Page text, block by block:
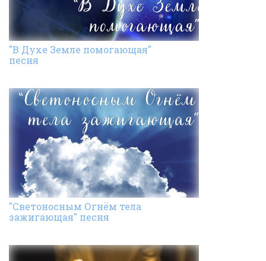
"В Духе Земле помогающая"
песня
"Светоносным Огнём тела
зажигающая" песня